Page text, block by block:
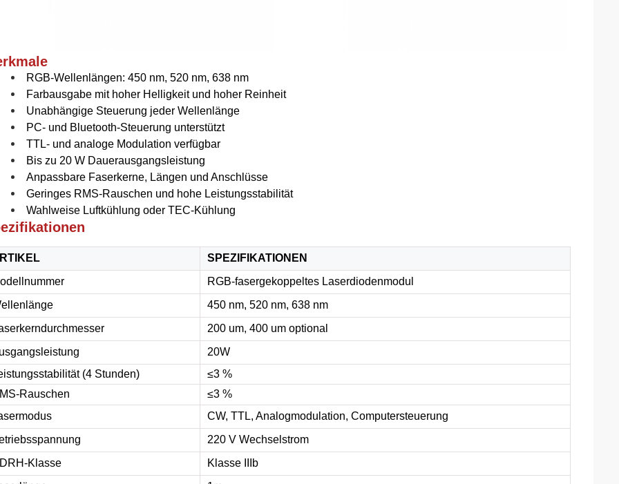
RGB-Wellenlängen: 450 nm, 520 nm, 638 nm
Farbausgabe mit hoher Helligkeit und hoher Reinheit
Unabhängige Steuerung jeder Wellenlänge
PC- und Bluetooth-Steuerung unterstützt
TTL- und analoge Modulation verfügbar
Bis zu 20 W Dauerausgangsleistung
Anpassbare Faserkerne, Längen und Anschlüsse
Geringes RMS-Rauschen und hohe Leistungsstabilität
Wahlweise Luftkühlung oder TEC-Kühlung
SPEZIFIKATIONEN
RGB-fasergekoppeltes Laserdiodenmodul
450 nm, 520 nm, 638 nm
200 um, 400 um optional
20W
(4 Stunden)
≤3 %
Rauschen
≤3 %
CW, TTL, Analogmodulation, Computersteuerung
220 V Wechselstrom
Klasse
Klasse IIIb